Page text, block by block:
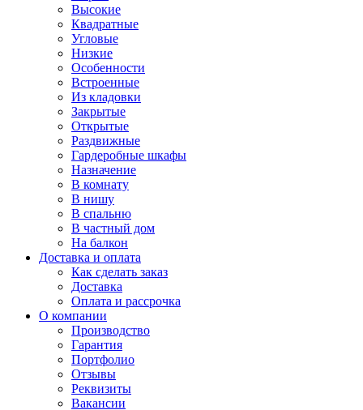
Высокие
Квадратные
Угловые
Низкие
Особенности
Встроенные
Из кладовки
Закрытые
Открытые
Раздвижные
Гардеробные шкафы
Назначение
В комнату
В нишу
В спальню
В частный дом
На балкон
Доставка и оплата
Как сделать заказ
Доставка
Оплата и рассрочка
О компании
Производство
Гарантия
Портфолио
Отзывы
Реквизиты
Вакансии